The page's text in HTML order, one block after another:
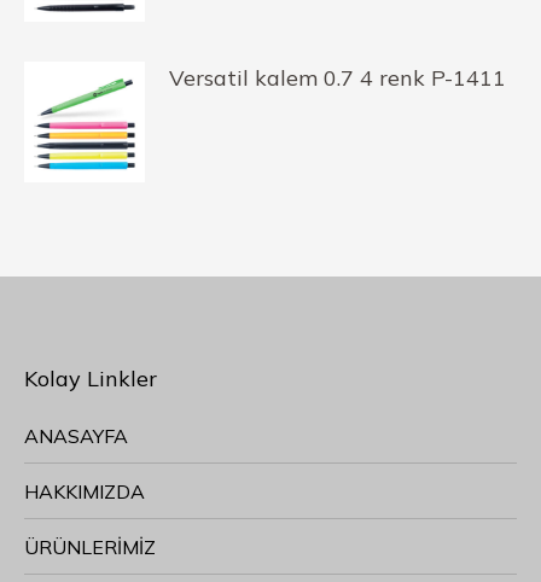
Versatil kalem 0.7 4 renk P-1411
Kolay Linkler
ANASAYFA
HAKKIMIZDA
ÜRÜNLERİMİZ